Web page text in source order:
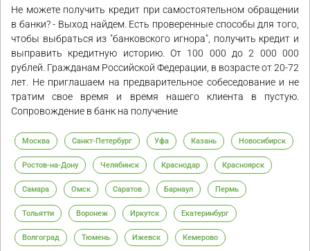
Не можете получить кредит при самостоятельном обращении
в банки? - Выход найдем. Есть проверенные способы для того,
чтобы выбраться из "банковского игнора", получить кредит и
выправить кредитную историю. От 100 000 до 2 000 000
рублей. Гражданам Российской Федерации, в возрасте от 20-72
лет. Не приглашаем на предварительное собеседование и не
тратим свое время и время нашего клиента в пустую.
Сопровождение в банк на получение
Москва Санкт-Петербург Уфа Казань Новосибирск
Ростов-на-Дону Челябинск Краснодар Красноярск
Самара Омск Саратов Барнаул Пермь
Тольятти Воронеж Иркутск Екатеринбург
Волгоград Тюмень Ижевск Кемерово